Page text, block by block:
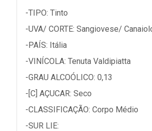
-TIPO: Tinto
-UVA/ CORTE: Sangiovese/
-PAÍS: Itália
-VINÍCOLA: Tenuta Valdipiatta
-GRAU ALCOÓLICO: 0,13
-[C] AÇUCAR: Seco
-CLASSIFICAÇÃO: Corpo Médio
-SUR LIE: